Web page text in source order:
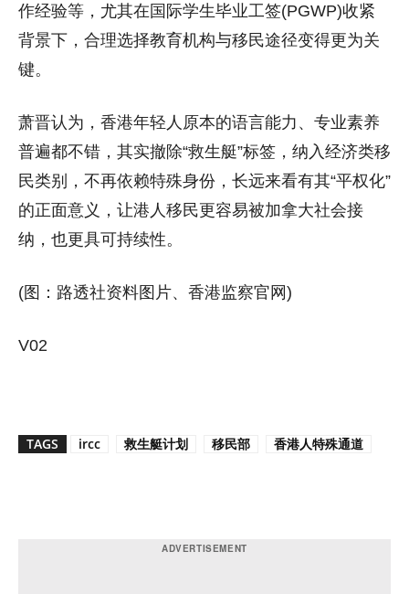
作经验等，尤其在国际学生毕业工签(PGWP)收紧
背景下，合理选择教育机构与移民途径变得更为关
键。
萧晋认为，香港年轻人原本的语言能力、专业素养
普遍都不错，其实撤除“救生艇”标签，纳入经济类移
民类别，不再依赖特殊身份，长远来看有其“平权化”
的正面意义，让港人移民更容易被加拿大社会接
纳，也更具可持续性。
(图：路透社资料图片、香港监察官网)
V02
TAGS ircc 救生艇计划 移民部 香港人特殊通道